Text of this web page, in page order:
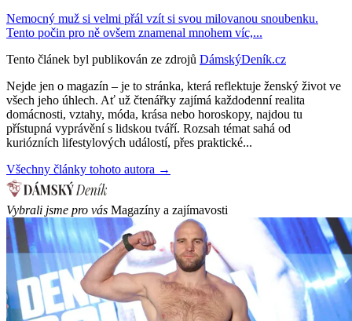
Nemocný muž si velmi přál vzít si svou milovanou snoubenku.
Tento počin pro ně ovšem znamenal mnohem víc,...
Tento článek byl publikován ze zdrojů DámskýDeník.cz
Nejde jen o magazín – je to stránka, která reflektuje ženský život ve
všech jeho úhlech. Ať už čtenářky zajímá každodenní realita
domácnosti, vztahy, móda, krása nebo horoskopy, najdou tu
přístupná vyprávění s lidskou tváří. Rozsah témat sahá od
kuriózních lifestylových událostí, přes praktické...
Všechny články tohoto autora →
Vybrali jsme pro vás Magazíny a zajímavosti